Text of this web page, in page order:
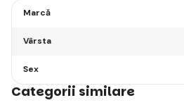
Marcă
Vârsta
Sex
Categorii similare